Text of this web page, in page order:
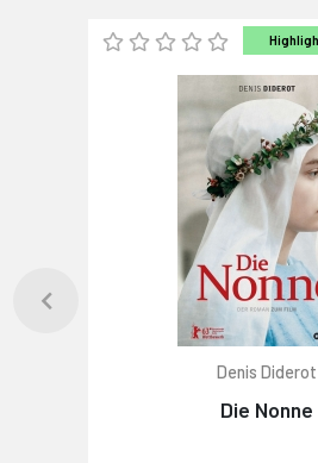
Denis Diderot
Die Nonne